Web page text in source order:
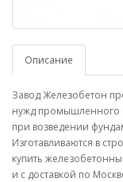
Описание
Завод Железобетон
нужд промышленного
при возведении
Изготавливаются в
купить
и с доставкой по